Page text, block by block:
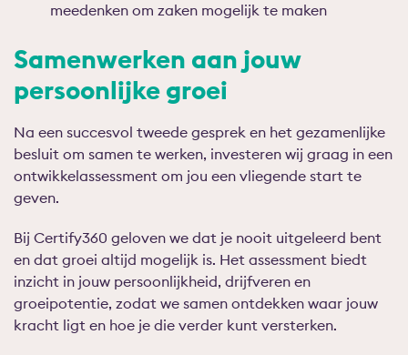
meedenken om zaken mogelijk te maken
Samenwerken aan jouw
persoonlijke groei
Na een succesvol tweede gesprek en het gezamenlijke
besluit om samen te werken, investeren wij graag in een
ontwikkelassessment om jou een vliegende start te
geven.
Bij Certify360 geloven we dat je nooit uitgeleerd bent
en dat groei altijd mogelijk is. Het assessment biedt
inzicht in jouw persoonlijkheid, drijfveren en
groeipotentie, zodat we samen ontdekken waar jouw
kracht ligt en hoe je die verder kunt versterken.